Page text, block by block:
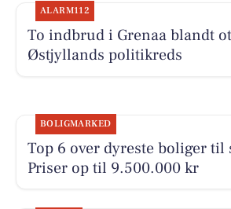
ALARM112
To indbrud i Grenaa blandt
Østjyllands politikreds
BOLIGMARKED
Top 6 over dyreste boliger til
Priser op til 9.500.000 kr